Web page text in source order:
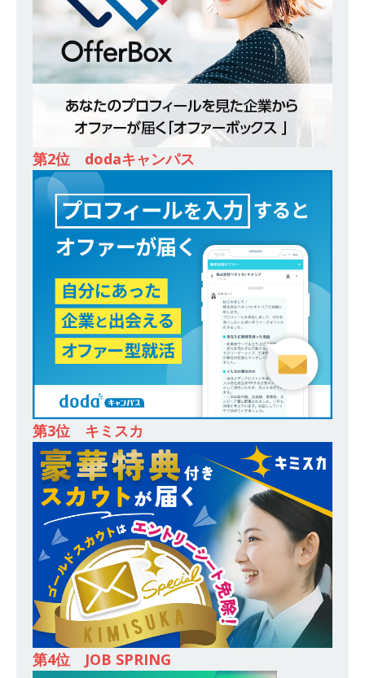
[ 2026年5月14日 ] 【 28卒 ｜ 適性検査合否免
除・面接確約!! ｜ 1dayインターンあり 】 東京勤
務限定 ｜ 世界No.1の不動産投資市場東京で投資
住宅販売をリードする企業 ｜ 土地仕入れから物
件販売までを担う ｜ 平均年収809万 ｜ 年間休日
130日・土日祝完全休み ｜ スタンダード上場 ｜
明豊エンタープライズ
体育会積極採用企業
[ 2026年5月14日 ]
【 28卒 ｜ 適性検査合否免
除・面接確約!! ｜ 1dayインターンあり 】東京勤
務・転勤なし ｜ 投資用住宅販売をリードする企
業が手がける賃貸アパート・マンションの管理を
行う ｜ 年間休日125日以上 ｜ 不動産業ではレア
な私服出社OK ｜ 土日祝完全休み ｜ スタンダー
ド上場 明豊エンタープライズグループ ｜ 明豊プ
ロパティーズ
体育会積極採用企業
[ 2026年5月14日 ] 【 28卒 ｜ オープンカンパニ
ー｜東京勤務・転勤なし ｜ 文理不問 】 7期連続
200％増収!! ｜ 様々な業界の知識・スキルを身に
付けることが可能 ｜ データ分析のエキスパート
としてクライアントの課題を解決 ｜ 土日祝完全
休み ｜ データアナリティクスラボ
体育会積
極採用企業
[ 2026年5月14日 ]
【 28卒 ｜ 東京勤務・転勤な
し 】 食品・生鮮業界に特化した人材紹介サービ
スを提供するベンチャー企業 ｜ 設立から毎年黒
第2位 dodaキャンパス
第3位 キミスカ
第4位 JOB SPRING